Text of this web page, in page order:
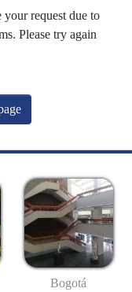
request due to
Please try again
Bogotá